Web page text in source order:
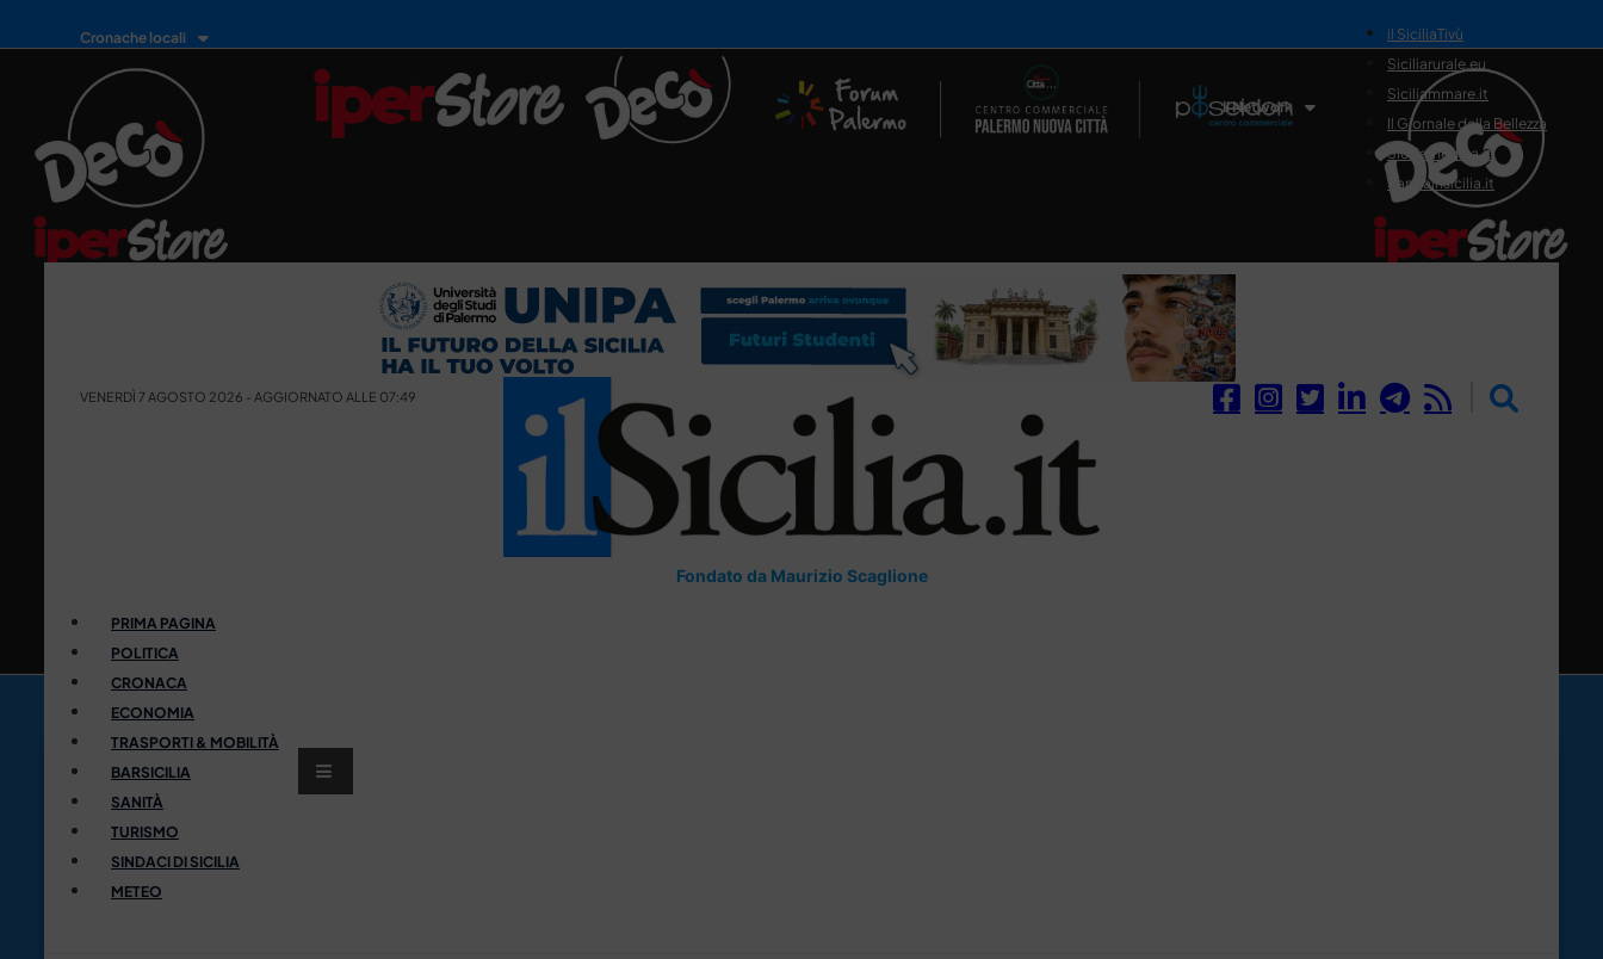
Cronache locali
Il Network
il SiciliaTivù
Siciliarurale.eu
Siciliammare.it
Il Giornale della Bellezza
Siciliamedica.it
Sanitainsicilia.it
VENERDÌ 7 AGOSTO 2026 - AGGIORNATO ALLE 07:49
Fondato da Maurizio Scaglione
PRIMA PAGINA
POLITICA
CRONACA
ECONOMIA
TRASPORTI & MOBILITÀ
BARSICILIA
SANITÀ
TURISMO
SINDACI DI SICILIA
METEO